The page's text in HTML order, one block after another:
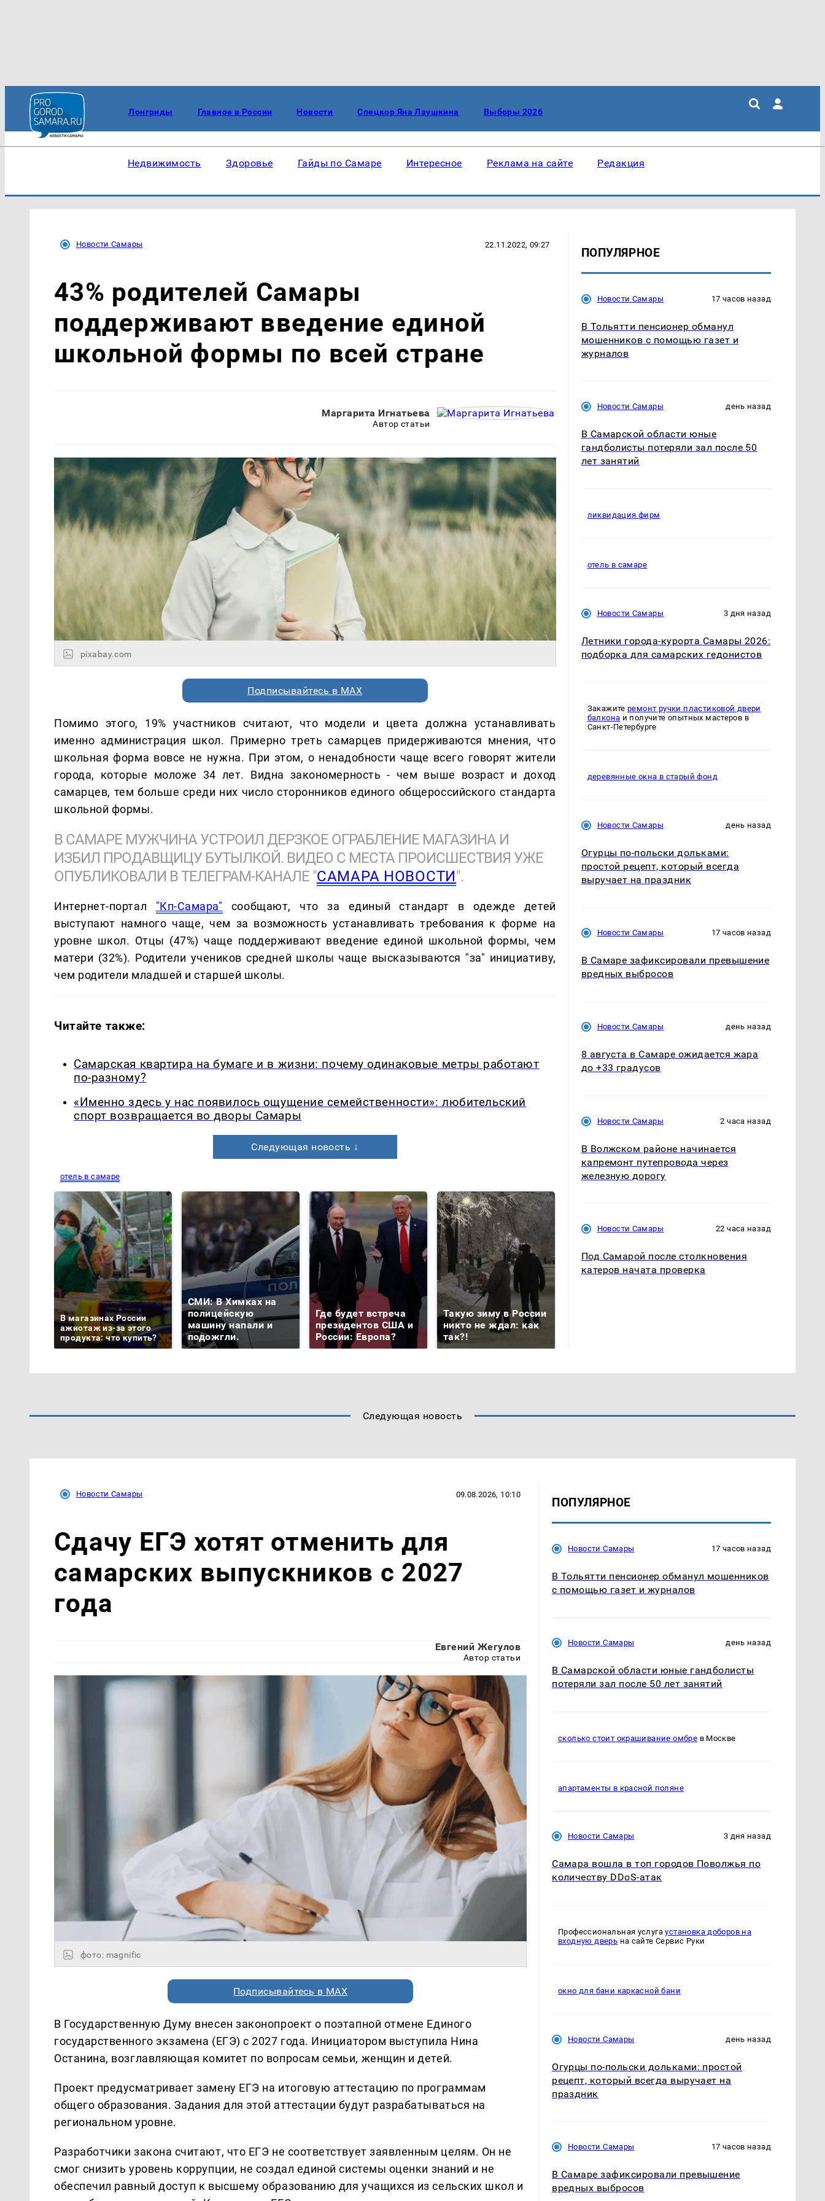
Лонгриды Главное в России Новости Спецкор Яна Лаушкина Выборы 2026
Недвижимость Здоровье Гайды по Самаре Интересное Реклама на сайте Редакция
Новости Самары 22.11.2022, 09:27
43% родителей Самары
поддерживают введение единой
школьной формы по всей стране
Маргарита Игнатьева
Автор статьи
pixabay.com
Подписывайтесь в MAX
Помимо этого, 19% участников считают, что модели и цвета должна устанавливать
именно администрация школ. Примерно треть самарцев придерживаются мнения, что
школьная форма вовсе не нужна. При этом, о ненадобности чаще всего говорят жители
города, которые моложе 34 лет. Видна закономерность - чем выше возраст и доход
самарцев, тем больше среди них число сторонников единого общероссийского стандарта
школьной формы.
В САМАРЕ МУЖЧИНА УСТРОИЛ ДЕРЗКОЕ ОГРАБЛЕНИЕ МАГАЗИНА И
ИЗБИЛ ПРОДАВЩИЦУ БУТЫЛКОЙ. ВИДЕО С МЕСТА ПРОИСШЕСТВИЯ УЖЕ
ОПУБЛИКОВАЛИ В ТЕЛЕГРАМ-КАНАЛЕ "САМАРА НОВОСТИ".
Интернет-портал "Кп-Самара" сообщают, что за единый стандарт в одежде детей
выступают намного чаще, чем за возможность устанавливать требования к форме на
уровне школ. Отцы (47%) чаще поддерживают введение единой школьной формы, чем
матери (32%). Родители учеников средней школы чаще высказываются "за" инициативу,
чем родители младшей и старшей школы.
Читайте также:
Самарская квартира на бумаге и в жизни: почему одинаковые метры работают
по-разному?
«Именно здесь у нас появилось ощущение семейственности»: любительский
спорт возвращается во дворы Самары
Следующая новость ↓
отель в самаре
В магазинах России
ажиотаж из-за этого
продукта: что купить?
СМИ: В Химках на
полицейскую
машину напали и
подожгли.
Где будет встреча
президентов США и
России: Европа?
Такую зиму в России
никто не ждал: как
так?!
ПОПУЛЯРНОЕ
Новости Самары 17 часов назад
В Тольятти пенсионер обманул
мошенников с помощью газет и
журналов
Новости Самары день назад
В Самарской области юные
гандболисты потеряли зал после 50
лет занятий
ликвидация фирм
отель в самаре
Новости Самары 3 дня назад
Летники города-курорта Самары 2026:
подборка для самарских гедонистов
Закажитеремонт ручки пластиковой двери
балкона и получите опытных мастеров в
Санкт-Петербурге
деревянные окна в старый фонд
Новости Самары день назад
Огурцы по‑польски дольками:
простой рецепт, который всегда
выручает на праздник
Новости Самары 17 часов назад
В Самаре зафиксировали превышение
вредных выбросов
Новости Самары день назад
8 августа в Самаре ожидается жара
до +33 градусов
Новости Самары 2 часа назад
В Волжском районе начинается
капремонт путепровода через
железную дорогу
Новости Самары 22 часа назад
Под Самарой после столкновения
катеров начата проверка
Следующая новость
Новости Самары 09.08.2026, 10:10
Сдачу ЕГЭ хотят отменить для
самарских выпускников с 2027
года
Евгений Жегулов
Автор статьи
фото: magnific
Подписывайтесь в MAX
В Государственную Думу внесен законопроект о поэтапной отмене Единого
государственного экзамена (ЕГЭ) с 2027 года. Инициатором выступила Нина
Останина, возглавляющая комитет по вопросам семьи, женщин и детей.
Проект предусматривает замену ЕГЭ на итоговую аттестацию по программам
общего образования. Задания для этой аттестации будут разрабатываться на
региональном уровне.
Разработчики закона считают, что ЕГЭ не соответствует заявленным целям. Он не
смог снизить уровень коррупции, не создал единой системы оценки знаний и не
обеспечил равный доступ к высшему образованию для учащихся из сельских школ и
ПОПУЛЯРНОЕ
Новости Самары 17 часов назад
В Тольятти пенсионер обманул мошенников
с помощью газет и журналов
Новости Самары день назад
В Самарской области юные гандболисты
потеряли зал после 50 лет занятий
сколько стоит окрашивание омбре в Москве
апартаменты в красной поляне
Новости Самары 3 дня назад
Самара вошла в топ городов Поволжья по
количеству DDoS-атак
Профессиональная услугаустановка доборов на
входную дверь на сайте Сервис Руки
окно для бани каркасной бани
Новости Самары день назад
Огурцы по‑польски дольками: простой
рецепт, который всегда выручает на
праздник
Новости Самары 17 часов назад
В Самаре зафиксировали превышение
вредных выбросов